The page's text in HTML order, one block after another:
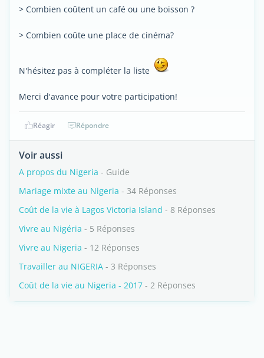
> Combien coûtent un café ou une boisson ?
> Combien coûte une place de cinéma?
N'hésitez pas à compléter la liste
Merci d'avance pour votre participation!
Réagir Répondre
Voir aussi
A propos du Nigeria - Guide
Mariage mixte au Nigeria - 34 Réponses
Coût de la vie à Lagos Victoria Island - 8 Réponses
Vivre au Nigéria - 5 Réponses
Vivre au Nigeria - 12 Réponses
Travailler au NIGERIA - 3 Réponses
Coût de la vie au Nigeria - 2017 - 2 Réponses